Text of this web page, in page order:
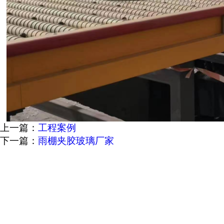
上一篇： 工程案例
下一篇： 雨棚夹胶玻璃厂家